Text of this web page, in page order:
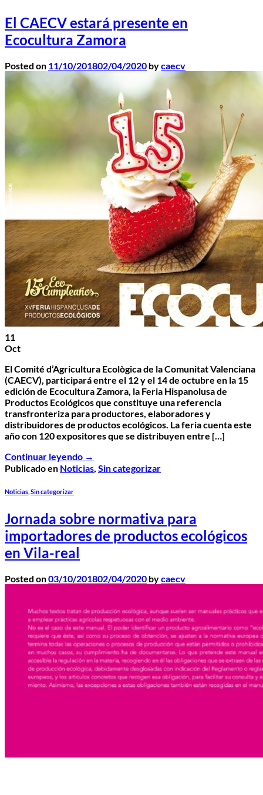
El CAECV estará presente en
Ecocultura Zamora
Posted on 11/10/201802/04/2020 bycaecv
11
Oct
El Comité d’Agricultura Ecològica de la Comunitat Valenciana
(CAECV), participará entre el 12 y el 14 de octubre en la 15
edición de Ecocultura Zamora, la Feria Hispanolusa de
Productos Ecológicos que constituye una referencia
transfronteriza para productores, elaboradores y
distribuidores de productos ecológicos. La feria cuenta este
año con 120 expositores que se distribuyen entre […]
Continuar leyendo →
Publicado en Noticias Sin categorizar
Noticias Sin categorizar
Jornada sobre normativa para
importadores de productos ecológicos
en Vila-real
Posted on03/10/201802/04/2020 bycaecv